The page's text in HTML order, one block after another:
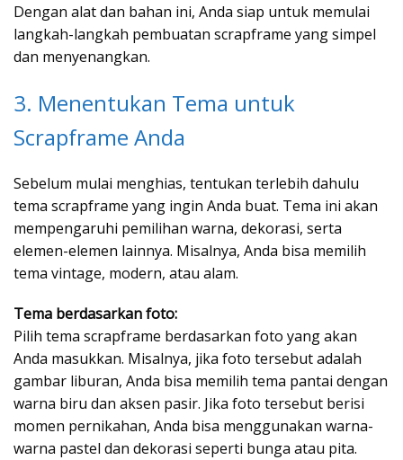
Dengan alat dan bahan ini, Anda siap untuk memulai
langkah-langkah pembuatan scrapframe yang simpel
dan menyenangkan.
3. Menentukan Tema untuk
Scrapframe Anda
Sebelum mulai menghias, tentukan terlebih dahulu
tema scrapframe yang ingin Anda buat. Tema ini akan
mempengaruhi pemilihan warna, dekorasi, serta
elemen-elemen lainnya. Misalnya, Anda bisa memilih
tema vintage, modern, atau alam.
Tema berdasarkan foto:
Pilih tema scrapframe berdasarkan foto yang akan
Anda masukkan. Misalnya, jika foto tersebut adalah
gambar liburan, Anda bisa memilih tema pantai dengan
warna biru dan aksen pasir. Jika foto tersebut berisi
momen pernikahan, Anda bisa menggunakan warna-
warna pastel dan dekorasi seperti bunga atau pita.